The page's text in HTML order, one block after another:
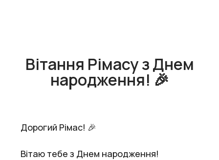
Вітання Рімасу з Днем
народження! 🎉
Дорогий Рімас! 🎉
Вітаю тебе з Днем народження!